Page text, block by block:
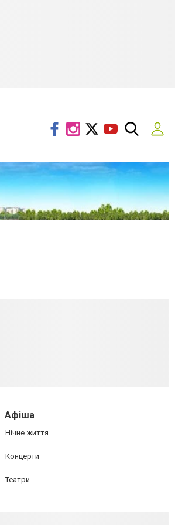
Афіша
Нічне життя
Концерти
Театри